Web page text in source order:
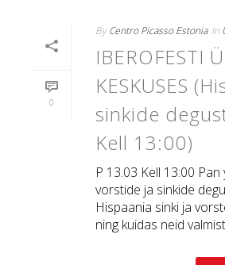
0
By Centro Picasso Estonia In
IBEROFESTI
KESKUSES
sinkide
Kell 13:00)
P 13.03 Kell 13:00
vorstide ja sinkide
Hispaania sinki ja
ning kuidas neid